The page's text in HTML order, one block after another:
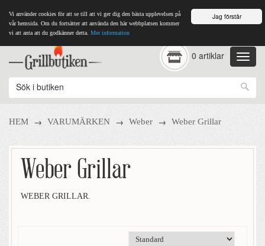
Jag förstår
Vi använder cookies för att se till att vi ger dig den bästa upplevelsen på
vår hemsida. Om du fortsätter att använda den här webbplatsen kommer
vi att anta att du godkänner detta. Mer information
0 artiklar
HEM → VARUMÄRKEN → Weber → Weber Grillar
Weber Grillar
WEBER GRILLAR.